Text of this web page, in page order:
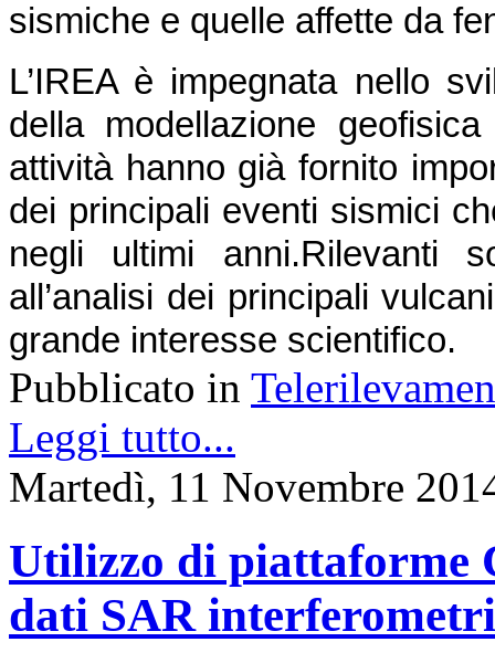
sismiche e quelle affette da
L’IREA è impegnata nello
della modellazione
attività hanno già fornito
dei principali eventi sismici
negli ultimi anni.Rilevanti
all’analisi dei principali
grande interesse scientifico.
Pubblicato in
Leggi tutto...
Martedì, 11 Novembre
Utilizzo di piattaforme
dati SAR